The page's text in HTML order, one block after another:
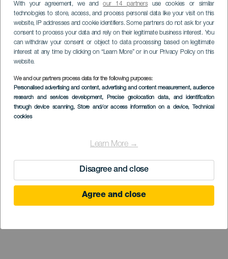
With your agreement, we andour 14 partnersuse cookies or similar
technologies to store, access, and process personal data like your visit on this
website, IP addresses and cookie identifiers. Some partners do not ask for your
consent to process your data and rely on their legitimate business interest. You
can withdraw your consent or object to data processing based on legitimate
interest at any time by clicking on “Learn More” or in our Privacy Policy on this
website.
We and our partners process data for the following purposes:
Personalised advertising and content, advertising and content measurement, audience
research and services development, Precise geolocation data, and identification
through device scanning, Store and/or access information on a device, Technical
cookies
Learn More →
Disagree and close
Agree and close